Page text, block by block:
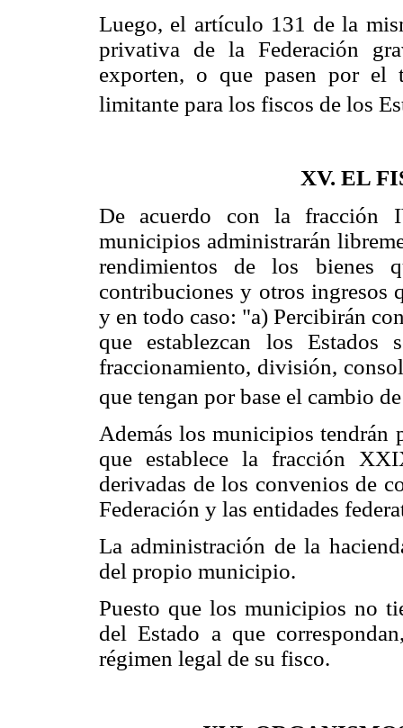
Luego, el artículo 131 de la
privativa de la Federación
exporten, o que pasen por
limitante para los fiscos de los
XV. EL
De acuerdo con la fracción
municipios administrarán
rendimientos de los bienes
contribuciones y otros ingresos
y en todo caso: "a) Percibirán
que establezcan los
fraccionamiento, división,
que tengan por base el cambio
Además los municipios tendrán
que establece la fracción
derivadas de los convenios de
Federación y las entidades
La administración de la
del propio municipio.
Puesto que los municipios no
del Estado a que
régimen legal de su fisco.